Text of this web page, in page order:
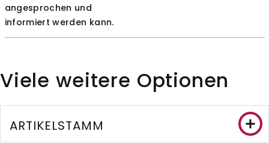
angesprochen und
informiert werden kann.
Viele weitere Optionen
ARTIKELSTAMM